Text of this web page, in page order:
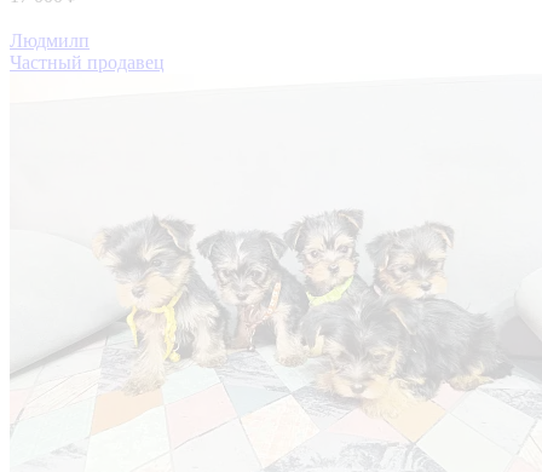
Людмилп
Частный продавец